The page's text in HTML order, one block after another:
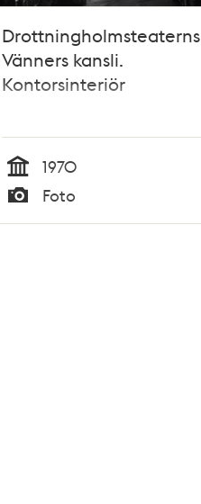
Drottningholmsteaterns
Vänners kansli.
Kontorsinteriör
Tid
1970
Typ
Foto